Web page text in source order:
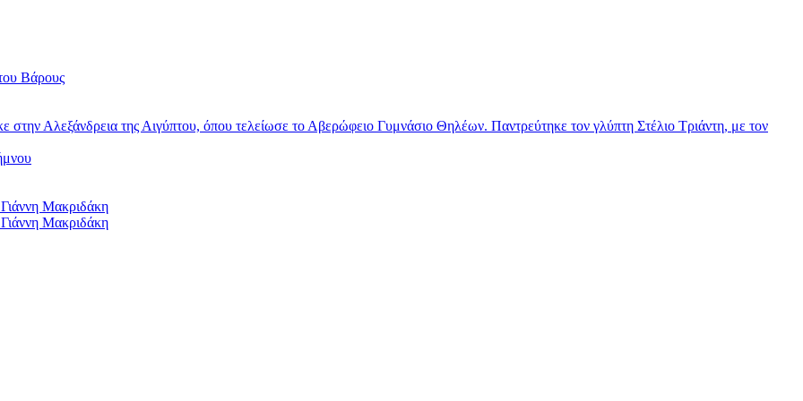
Βάρους
Αλεξάνδρεια της Αιγύπτου, όπου τελείωσε το Αβερώφειο Γυμνάσιο Θηλέων. Παντρεύτηκε τον γλύπτη Στέλιο Τριάντη, με τον
Μακριδάκη
Μακριδάκη